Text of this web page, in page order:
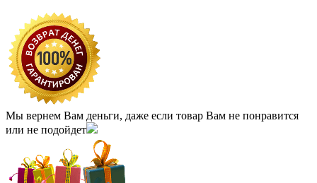
Мы вернем Вам деньги, даже если товар Вам не понравится
или не подойдет